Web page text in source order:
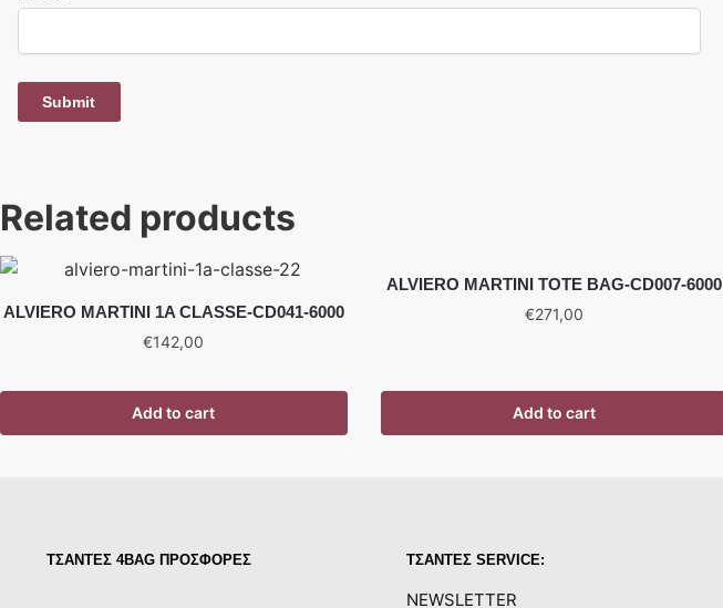
Related products
ALVIERO MARTINI 1A CLASSE-CD041-6000
€142,00
Add to cart
ALVIERO MARTINI TOTE BAG-CD007-6000
€271,00
Add to cart
ΤΣΑΝΤΕΣ 4BAG ΠΡΟΣΦΟΡΕΣ ΤΣΑΝΤΕΣ SERVICE:
NEWSLETTER